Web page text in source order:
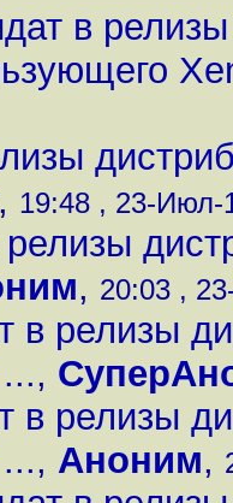
в
, 19:48 , 23-Июл-
, 20:03 ,
в релизы
,
в релизы
, Аноним,